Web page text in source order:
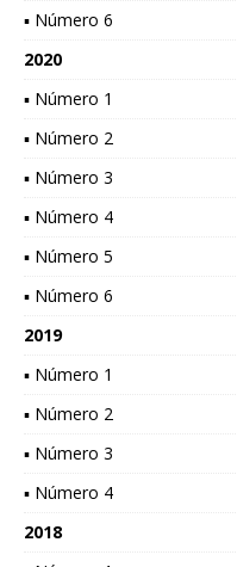
▪ Número 6
2020
▪ Número 1
▪ Número 2
▪ Número 3
▪ Número 4
▪ Número 5
▪ Número 6
2019
▪ Número 1
▪ Número 2
▪ Número 3
▪ Número 4
2018